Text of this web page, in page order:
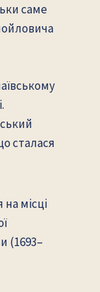
саме
сталася
місці
(1693–